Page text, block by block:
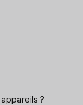
?